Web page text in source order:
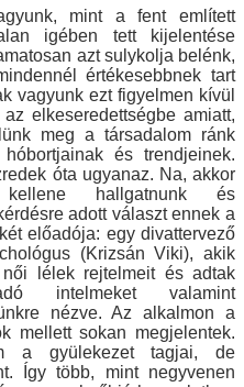
mint a fent említett
igében tett kijelentése
azt sulykolja belénk,
értékesebbnek tart
vagyunk ezt figyelmen kívül
elkeseredettségbe amiatt,
meg a társadalom ránk
és trendjeinek.
óta ugyanaz. Na, akkor
hallgatnunk és
adott választ ennek a
előadója: egy divattervező
(Krizsán Viki), akik
lélek rejtelmeit és adtak
intelmeket valamint
nézve. Az alkalmon a
mellett sokan megjelentek.
a gyülekezet tagjai, de
Így több, mint negyvenen